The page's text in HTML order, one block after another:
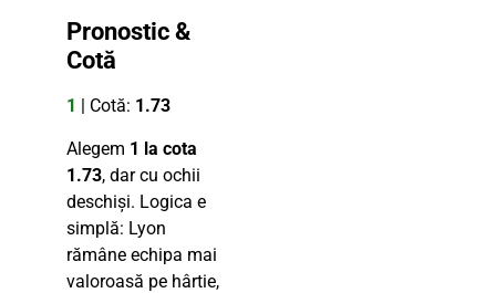
Pronostic &
Cotă
1 | Cotă: 1.73
Alegem 1 la cota
1.73, dar cu ochii
deschiși. Logica e
simplă: Lyon
rămâne echipa mai
valoroasă pe hârtie,